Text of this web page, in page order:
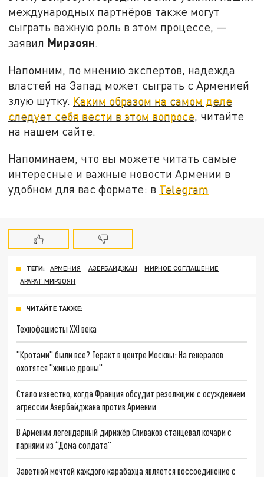
международных партнёров также могут
сыграть важную роль в этом процессе, —
заявил Мирзоян.
Напомним, по мнению экспертов, надежда
властей на Запад может сыграть с Арменией
злую шутку. Каким образом на самом деле
следует себя вести в этом вопросе, читайте
на нашем сайте.
Напоминаем, что вы можете читать самые
интересные и важные новости Армении в
удобном для вас формате: в Telegram
ТЕГИ: АРМЕНИЯ АЗЕРБАЙДЖАН
МИРНОЕ СОГЛАШЕНИЕ
АРАРАТ МИРЗОЯН
ЧИТАЙТЕ ТАКЖЕ:
Технофашисты XXI века
"Кротами" были все? Теракт в центре Москвы: На генералов
охотятся "живые дроны"
Стало известно, когда Франция обсудит резолюцию с осуждением
агрессии Азербайджана против Армении
В Армении легендарный дирижёр Спиваков станцевал кочари с
парнями из “Дома солдата”
Заветной мечтой каждого карабахца является воссоединение с